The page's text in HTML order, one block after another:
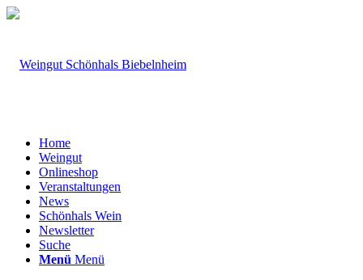
Home
Weingut
Onlineshop
Veranstaltungen
News
Schönhals Wein
Newsletter
Suche
Menü Menü